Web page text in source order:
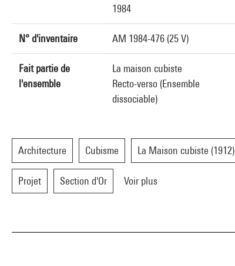
1984
N° d'inventaire AM 1984-476 (25 V)
Fait partie de
l'ensemble
La maison cubiste
Recto-verso (Ensemble
dissociable)
Architecture Cubisme La Maison cubiste (1912)
Projet Section d'Or Voir plus